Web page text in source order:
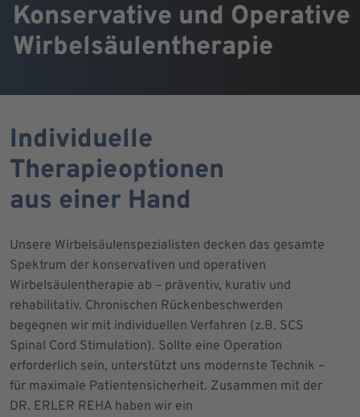
Konservative und Operative
Wirbelsäulentherapie
Individuelle
Therapieoptionen
aus einer Hand
Unsere Wirbelsäulenspezialisten decken das gesamte
Spektrum der konservativen und operativen
Wirbelsäulentherapie ab – präventiv, kurativ und
rehabilitativ. Chronischen Rückenbeschwerden
begegnen wir mit individuellen Verfahren (z.B. SCS
Spinal Cord Stimulation). Sollte eine Operation
erforderlich sein, unterstützt uns modernste Technik –
für maximale Patientensicherheit. Zusammen mit der
DR. ERLER REHA haben wir ein